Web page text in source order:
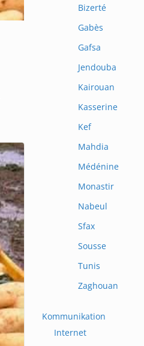
Bizerté
Gabès
Gafsa
Jendouba
Kairouan
Kasserine
Kef
Mahdia
Médénine
Monastir
Nabeul
Sfax
Sousse
Tunis
Zaghouan
Kommunikation
Internet